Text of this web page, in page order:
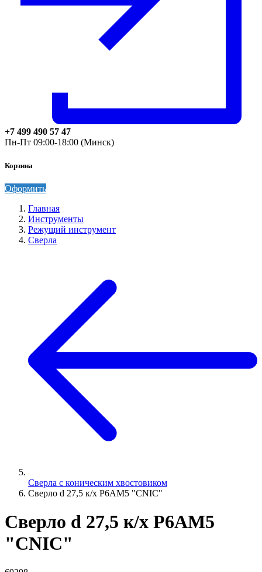
+7 499 490 57 47
Пн-Пт 09:00-18:00 (Минск)
Корзина
Оформить
Главная
Инструменты
Режущий инструмент
Сверла
Сверла с коническим хвостовиком
Сверло d 27,5 к/х Р6АМ5 "CNIC"
Сверло d 27,5 к/х Р6АМ5
"CNIC"